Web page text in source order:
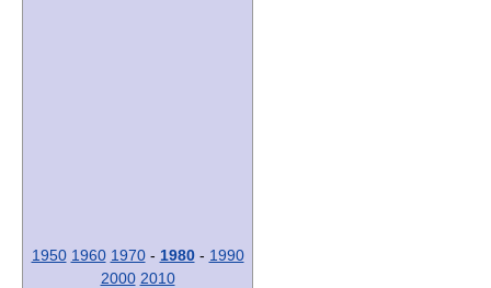
1950 1960 1970- 1980- 1990
2000 2010